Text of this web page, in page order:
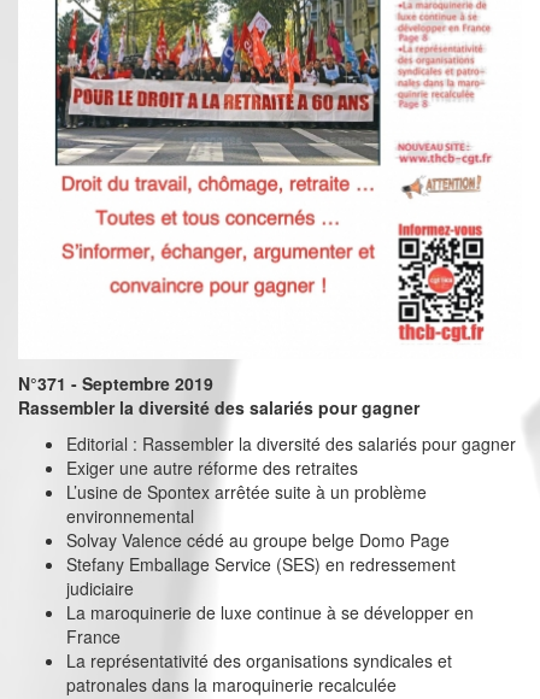
N°371 - Septembre 2019
Rassembler la diversité des salariés pour gagner
Editorial : Rassembler la diversité des salariés pour gagner
Exiger une autre réforme des retraites
L’usine de Spontex arrêtée suite à un problème
environnemental
Solvay Valence cédé au groupe belge Domo Page
Stefany Emballage Service (SES) en redressement
judiciaire
La maroquinerie de luxe continue à se développer en
France
La représentativité des organisations syndicales et
patronales dans la maroquinerie recalculée